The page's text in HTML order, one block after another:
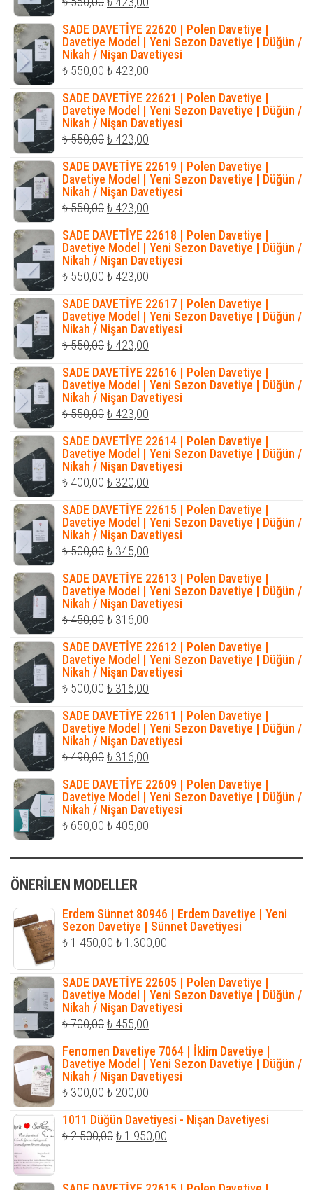
fiyat:
₺ 550,00.fiyat:
₺ 423,00.
SADE DAVETİYE 22620 | Polen Davetiye |
Davetiye Model | Yeni Sezon Davetiye | Düğün /
Nikah / Nişan Davetiyesi
₺550,00Orijinal
fiyat:
₺ 550,00.
₺ 423,00
fiyat:
₺ 423,00.
SADE DAVETİYE 22621 | Polen Davetiye |
Davetiye Model | Yeni Sezon Davetiye | Düğün /
Nikah / Nişan Davetiyesi
₺550,00Orijinal
fiyat:
₺ 550,00.
₺ 423,00
fiyat:
₺ 423,00.
SADE DAVETİYE 22619 | Polen Davetiye |
Davetiye Model | Yeni Sezon Davetiye | Düğün /
Nikah / Nişan Davetiyesi
₺550,00Orijinal
fiyat:
₺ 550,00.
₺ 423,00
fiyat:
₺ 423,00.
SADE DAVETİYE 22618 | Polen Davetiye |
Davetiye Model | Yeni Sezon Davetiye | Düğün /
Nikah / Nişan Davetiyesi
₺550,00Orijinal
fiyat:
₺ 550,00.
₺ 423,00
fiyat:
₺ 423,00.
SADE DAVETİYE 22617 | Polen Davetiye |
Davetiye Model | Yeni Sezon Davetiye | Düğün /
Nikah / Nişan Davetiyesi
₺550,00Orijinal
fiyat:
₺ 550,00.
₺ 423,00
fiyat:
₺ 423,00.
SADE DAVETİYE 22616 | Polen Davetiye |
Davetiye Model | Yeni Sezon Davetiye | Düğün /
Nikah / Nişan Davetiyesi
₺550,00Orijinal
fiyat:
₺ 550,00.
₺ 423,00
fiyat:
₺ 423,00.
SADE DAVETİYE 22614 | Polen Davetiye |
Davetiye Model | Yeni Sezon Davetiye | Düğün /
Nikah / Nişan Davetiyesi
₺400,00Orijinal
fiyat:
₺ 400,00.
₺ 320,00
fiyat:
₺ 320,00.
SADE DAVETİYE 22615 | Polen Davetiye |
Davetiye Model | Yeni Sezon Davetiye | Düğün /
Nikah / Nişan Davetiyesi
₺500,00Orijinal
fiyat:
₺ 500,00.
₺ 345,00
fiyat:
₺ 345,00.
SADE DAVETİYE 22613 | Polen Davetiye |
Davetiye Model | Yeni Sezon Davetiye | Düğün /
Nikah / Nişan Davetiyesi
₺450,00Orijinal
fiyat:
₺ 450,00.
₺ 316,00
fiyat:
₺ 316,00.
SADE DAVETİYE 22612 | Polen Davetiye |
Davetiye Model | Yeni Sezon Davetiye | Düğün /
Nikah / Nişan Davetiyesi
₺500,00Orijinal
fiyat:
₺ 500,00.
₺ 316,00
fiyat:
₺ 316,00.
SADE DAVETİYE 22611 | Polen Davetiye |
Davetiye Model | Yeni Sezon Davetiye | Düğün /
Nikah / Nişan Davetiyesi
₺490,00Orijinal
fiyat:
₺ 490,00.
₺ 316,00
fiyat:
₺ 316,00.
SADE DAVETİYE 22609 | Polen Davetiye |
Davetiye Model | Yeni Sezon Davetiye | Düğün /
Nikah / Nişan Davetiyesi
₺650,00Orijinal
₺ 405,00
ÖNERILEN MODELLER
Erdem Sünnet 80946 | Erdem Davetiye | Yeni
Sezon Davetiye | Sünnet Davetiyesi
₺1.450,00Orijinal
₺ 1.450,00.
₺ 1.300,00
fiyat:
₺ 1.300,00.
SADE DAVETİYE 22605 | Polen Davetiye |
Davetiye Model | Yeni Sezon Davetiye | Düğün /
Nikah / Nişan Davetiyesi
₺700,00Orijinal
₺ 700,00.
₺ 455,00
fiyat:
₺ 455,00.
Fenomen Davetiye 7064 | İklim Davetiye |
Davetiye Model | Yeni Sezon Davetiye | Düğün /
Nikah / Nişan Davetiyesi
₺300,00Orijinal
fiyat:
₺ 300,00.
₺ 200,00
fiyat:
1011 Düğün Davetiyesi - Nişan Davetiyesi
₺2.500,00Orijinal
₺ 1.950,00